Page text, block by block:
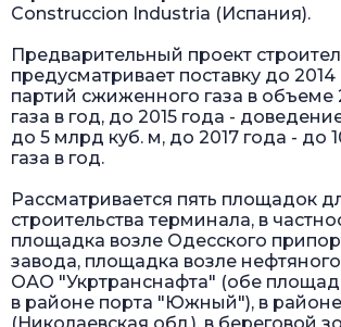
Construccion Industria (Испания).
Предварительный проект
предусматривает поставку до
партий сжиженного газа в объеме
газа в год, до 2015 года -
до 5 млрд куб. м, до 2017 года - до
газа в год.
Рассматривается пять площадок
строительства терминала, в
площадка возле Одесского
завода, площадка возле
ОАО "Укртранснафта" (обе
в районе порта "Южный"), в
(Николаевская обл.), в береговой